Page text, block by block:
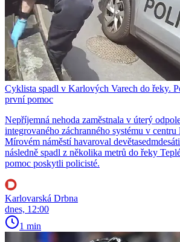
Cyklista spadl v Karlových Varech do řeky.
první pomoc
Nepříjemná nehoda zaměstnala v úterý
integrovaného záchranného systému v
Mírovém náměstí havaroval
následně spadl z několika metrů do řeky
pomoc poskytli policisté.
Karlovarská Drbna
dnes, 12:00
1 min